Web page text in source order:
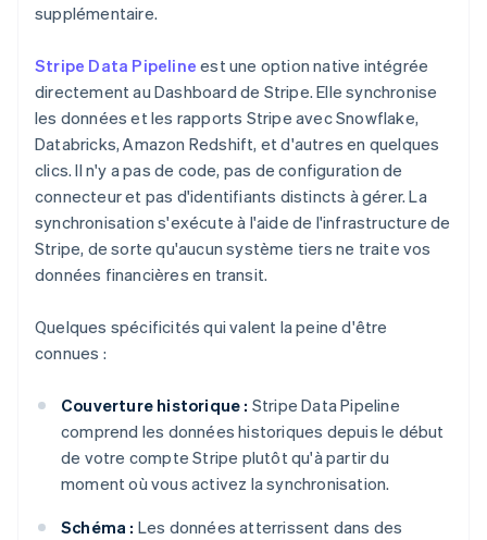
supplémentaire.
Stripe Data Pipeline est une option native intégrée
directement au Dashboard de Stripe. Elle synchronise
les données et les rapports Stripe avec Snowflake,
Databricks, Amazon Redshift, et d'autres en quelques
clics. Il n'y a pas de code, pas de configuration de
connecteur et pas d'identifiants distincts à gérer. La
synchronisation s'exécute à l'aide de l'infrastructure de
Stripe, de sorte qu'aucun système tiers ne traite vos
données financières en transit.
Quelques spécificités qui valent la peine d'être
connues :
Couverture historique : Stripe Data Pipeline
comprend les données historiques depuis le début
de votre compte Stripe plutôt qu'à partir du
moment où vous activez la synchronisation.
Schéma : Les données atterrissent dans des